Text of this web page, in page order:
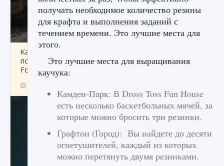
Как исправить текстовую ошибку
пользовательского интерфейса Delta
Force Hawk Ops
получать необходимое количество резины
для крафта и выполнения заданий с
течением времени. Это лучшие места для
этого.
Это лучшие места для выращивания
каучука:
Камден-Парк: В Dross Toss Fun House
есть несколько баскетбольных мячей, за
которые можно бросить три резинки.
Графтон (Город): Вы найдете до десяти
огнетушителей, каждый из которых
можно перетянуть двумя резинками.